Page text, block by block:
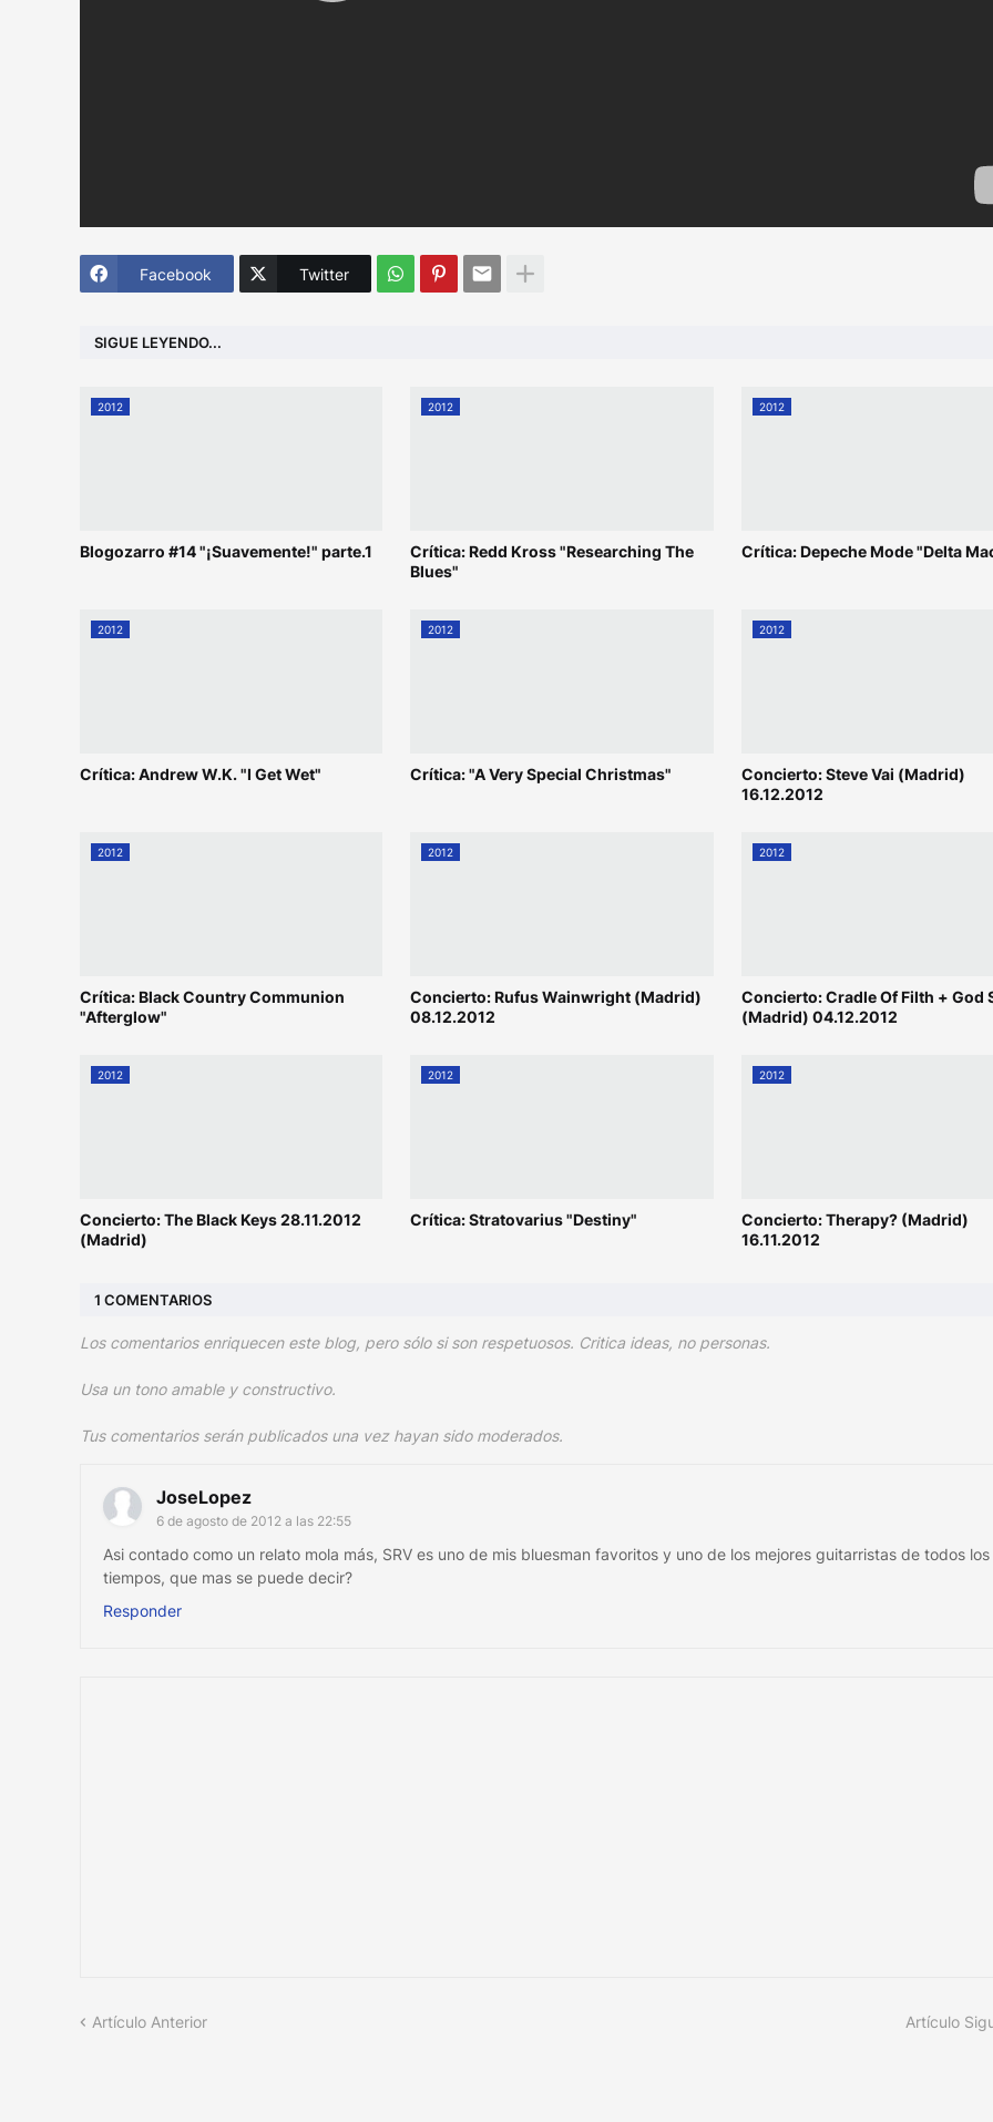
Facebook Twitter
SIGUE LEYENDO...
2012
Blogozarro #14 "¡Suavemente!" parte.1
2012
Crítica: Redd Kross "Researching The
Blues"
2012
Crítica: Depeche Mode "Delta
2012
Crítica: Andrew W.K. "I Get Wet"
2012
Crítica: "A Very Special Christmas"
2012
Concierto: Steve Vai (Madrid)
16.12.2012
2012
Crítica: Black Country Communion
"Afterglow"
2012
Concierto: Rufus Wainwright (Madrid)
08.12.2012
2012
Concierto: Cradle Of Filth + God
(Madrid) 04.12.2012
2012
Concierto: The Black Keys 28.11.2012
(Madrid)
2012
Crítica: Stratovarius "Destiny"
2012
Concierto: Therapy? (Madrid)
16.11.2012
1 COMENTARIOS
Los comentarios enriquecen este blog, pero sólo si son respetuosos. Critica ideas, no personas.
Usa un tono amable y constructivo.
Tus comentarios serán publicados una vez hayan sido moderados.
JoseLopez
6 de agosto de 2012 a las 22:55
Asi contado como un relato mola más, SRV es uno de mis bluesman favoritos y uno de los mejores guitarristas de todos los
tiempos, que mas se puede decir?
Responder
Artículo Anterior Artículo